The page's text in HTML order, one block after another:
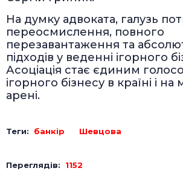
На думку адвоката, галузь
переосмислення, повного
перезавантаження та
підходів у веденні ігорного
Асоціація стає єдиним
ігорного бізнесу в країні і
арені.
Теги: банкір Шевцова
Переглядів: 1152